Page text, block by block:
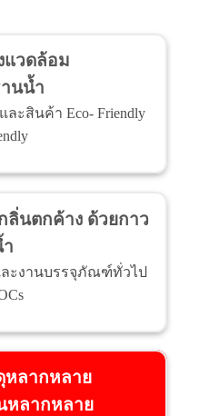
แวดล้อม
นน้ำ
ะสินค้า Eco- Friendly
ลิ่นตกค้าง ด้วยกาว
ะงานบรรจุภัณฑ์ทั่วไป
หลากหลาย
หลากหลาย